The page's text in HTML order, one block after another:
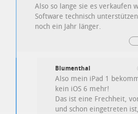
Also so lange sie es verkaufen
Software technisch
noch ein Jahr länger.
Blumenthal
Also mein iPad 1
kein iOS 6 mehr!
Das ist eine Frechheit,
und schon eingetreten